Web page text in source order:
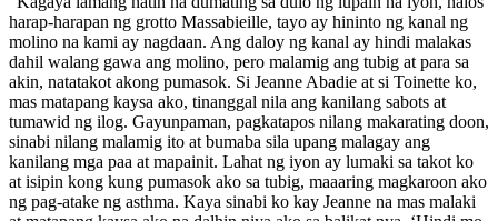
harap-harapan ng grotto Massabieille, tayo ay hininto ng kanal ng
molino na kami ay nagdaan. Ang daloy ng kanal ay hindi malakas
dahil walang gawa ang molino, pero malamig ang tubig at para sa
akin, natatakot akong pumasok. Si Jeanne Abadie at si Toinette ko,
mas matapang kaysa ako, tinanggal nila ang kanilang sabots at
tumawid ng ilog. Gayunpaman, pagkatapos nilang makarating doon,
sinabi nilang malamig ito at bumaba sila upang malagay ang
kanilang mga paa at mapainit. Lahat ng iyon ay lumaki sa takot ko
at isipin kong kung pumasok ako sa tubig, maaaring magkaroon ako
ng pag-atake ng asthma. Kaya sinabi ko kay Jeanne na mas malaki